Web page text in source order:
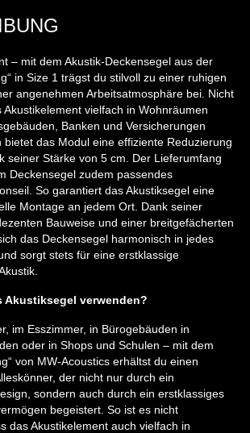
– mit dem Akustik-Deckensegel aus der
in Size 1 trägst du stilvoll zu einer ruhigen
angenehmen Arbeitsatmosphäre bei. Nicht
vielfach in Wohnräumen
Banken und Versicherungen
bietet das Modul eine effiziente Reduzierung
seiner Stärke von 5 cm. Der Lieferumfang
Deckensegel zudem passendes
So garantiert das Akustiksegel eine
Montage an jedem Ort. Dank seiner
Bauweise und einer breitgefächerten
das Deckensegel harmonisch in jedes
sorgt stets für eine erstklassige
Akustiksegel verwenden?
im Esszimmer, in Bürogebäuden in
oder in Shops und Schulen – mit dem
von MW-Acoustics erhältst du einen
der nicht nur durch ein
sondern auch durch ein erstklassiges
begeistert. So ist es nicht
das Akustikelement auch vielfach in